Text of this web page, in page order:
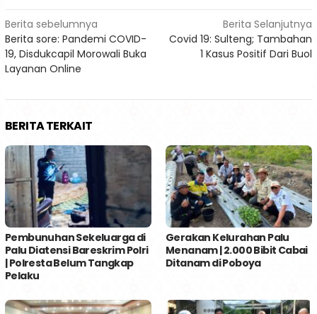
Navigasi
pos
Berita sebelumnya
Berita sore: Pandemi COVID-
19, Disdukcapil Morowali Buka
Layanan Online
Berita Selanjutnya
Covid 19: Sulteng; Tambahan
1 Kasus Positif Dari Buol
BERITA TERKAIT
Pembunuhan Sekeluarga di
Palu Diatensi Bareskrim Polri
| Polresta Belum Tangkap
Pelaku
Gerakan Kelurahan Palu
Menanam | 2.000 Bibit Cabai
Ditanam di Poboya